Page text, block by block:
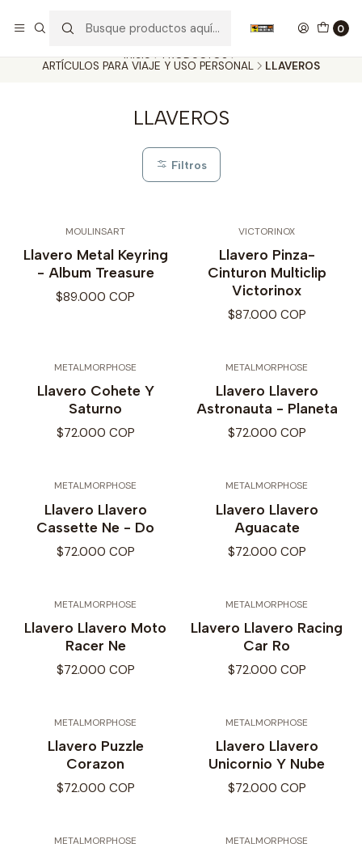
0
Inicio
PRODUCTOS
ARTÍCULOS PARA VIAJE Y USO PERSONAL
LLAVEROS
LLAVEROS
Filtros
MOULINSART
Llavero Metal Keyring
- Album Treasure
$89.000 COP
VICTORINOX
Llavero Pinza-
Cinturon Multiclip
Victorinox
$87.000 COP
METALMORPHOSE
Llavero Cohete Y
Saturno
$72.000 COP
METALMORPHOSE
Llavero Llavero
Astronauta - Planeta
$72.000 COP
METALMORPHOSE
Llavero Llavero
Cassette Ne - Do
$72.000 COP
METALMORPHOSE
Llavero Llavero
Aguacate
$72.000 COP
METALMORPHOSE
Llavero Llavero Moto
Racer Ne
$72.000 COP
METALMORPHOSE
Llavero Llavero Racing
Car Ro
$72.000 COP
METALMORPHOSE
Llavero Puzzle
Corazon
$72.000 COP
METALMORPHOSE
Llavero Llavero
Unicornio Y Nube
$72.000 COP
METALMORPHOSE METALMORPHOSE